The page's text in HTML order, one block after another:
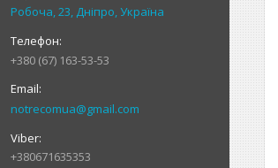
Робоча, 23, Дніпро, Україна
+380 (67) 163-53-53
notrecomua@gmail.com
+380671635353